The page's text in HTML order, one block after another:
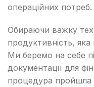
операційних потреб.
Обираючи важку
продуктивність,
Ми беремо на себе
документації для
процедура пройшла